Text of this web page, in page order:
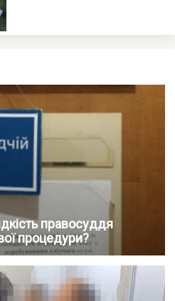
правосуддя
процедури?